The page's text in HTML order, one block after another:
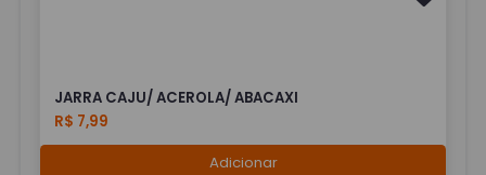
JARRA CAJU/ ACEROLA/ ABACAXI
R$ 7,99
Adicionar